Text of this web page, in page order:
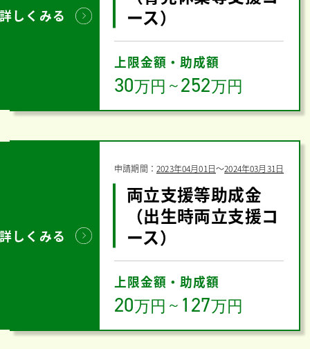
詳しくみる
ース）
上限金額・助成額
30万円 ～252万円
詳しくみる
申請期間：2023年04月01日〜2024年03月31日
両立支援等助成金
（出生時両立支援コ
ース）
上限金額・助成額
20万円 ～ 127万円